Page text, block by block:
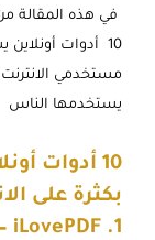
في هذه المقالة
10 أدوات
مستخدمي
يستخدمها الناس
10 أدوات
بكثرة على
1. iLovePDF — أدوات PDF الكاملة